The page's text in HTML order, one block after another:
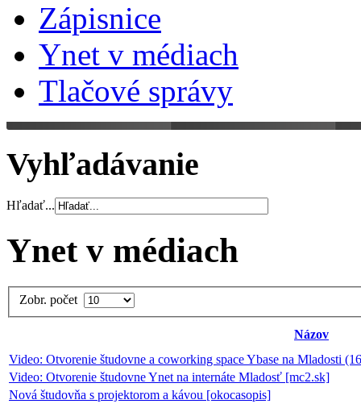
Zápisnice
Ynet v médiach
Tlačové správy
Vyhľadávanie
Hľadať...
Ynet v médiach
Zobr. počet
Názov
Video: Otvorenie študovne a coworking space Ybase na Mladosti
Video: Otvorenie študovne Ynet na internáte Mladosť [mc2.sk]
Nová študovňa s projektorom a kávou [okocasopis]